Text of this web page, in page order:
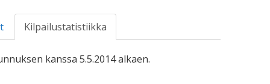
Kilpailustatistiikka
kanssa 5.5.2014 alkaen.